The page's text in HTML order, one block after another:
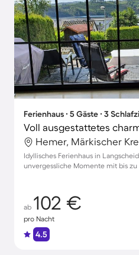
Ferienhaus ∙ 5 Gäste ∙ 3
Hemer, Märkischer
Idyllisches Ferienhaus in
unvergessliche Momente mit bis zu
ab 102 €
pro Nacht
4.5